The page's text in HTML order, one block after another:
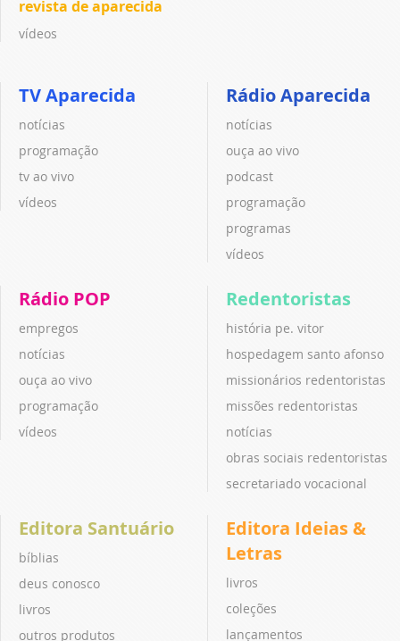
revista de aparecida
vídeos
TV Aparecida
notícias
programação
tv ao vivo
vídeos
Rádio Aparecida
notícias
ouça ao vivo
podcast
programação
programas
vídeos
Rádio POP
empregos
notícias
ouça ao vivo
programação
vídeos
Redentoristas
história pe. vitor
hospedagem santo afonso
missionários redentoristas
missões redentoristas
notícias
obras sociais redentoristas
secretariado vocacional
Editora Santuário
bíblias
deus conosco
livros
outros produtos
Editora Ideias &
Letras
livros
coleções
lançamentos